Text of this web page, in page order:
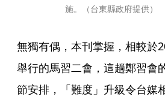
施。（台東縣政府提供）
無獨有偶，本刊掌握，相較於
舉行的馬習二會，這趟鄭習會
節安排，「難度」升級令台媒